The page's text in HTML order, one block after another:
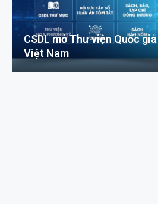
CSDL mở Thư viện Quốc gia
Việt Nam